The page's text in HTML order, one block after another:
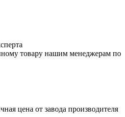
товару нашим менеджерам по
цена от завода производителя